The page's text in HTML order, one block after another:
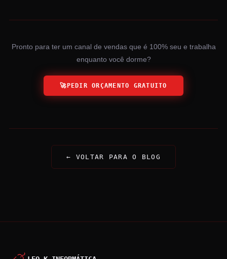
Pronto para ter um canal de vendas que é 100% seu e trabalha
enquanto você dorme?
🚀PEDIR ORÇAMENTO GRATUITO
← VOLTAR PARA O BLOG